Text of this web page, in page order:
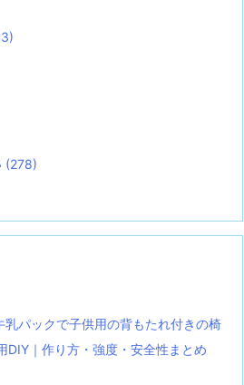
(278)
乳パックで子供用の背もたれ付きの椅
DIY｜作り方・強度・安全性まとめ